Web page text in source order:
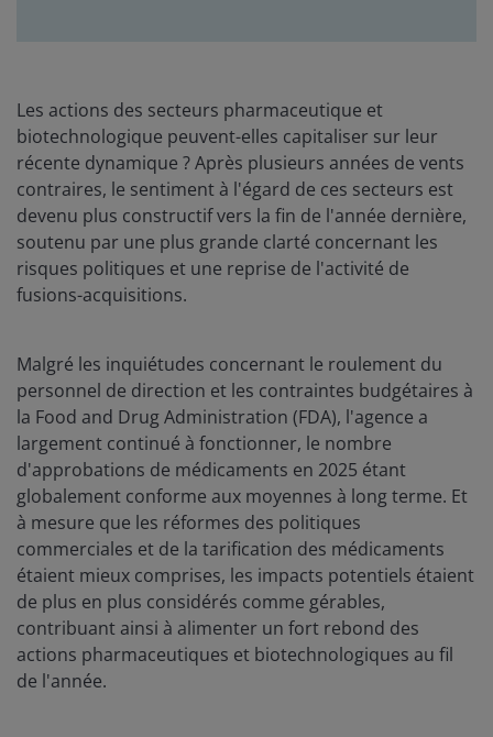
Les actions des secteurs pharmaceutique et
biotechnologique peuvent-elles capitaliser sur leur
récente dynamique ? Après plusieurs années de vents
contraires, le sentiment à l'égard de ces secteurs est
devenu plus constructif vers la fin de l'année dernière,
soutenu par une plus grande clarté concernant les
risques politiques et une reprise de l'activité de
fusions-acquisitions.
Malgré les inquiétudes concernant le roulement du
personnel de direction et les contraintes budgétaires à
la Food and Drug Administration (FDA), l'agence a
largement continué à fonctionner, le nombre
d'approbations de médicaments en 2025 étant
globalement conforme aux moyennes à long terme. Et
à mesure que les réformes des politiques
commerciales et de la tarification des médicaments
étaient mieux comprises, les impacts potentiels étaient
de plus en plus considérés comme gérables,
contribuant ainsi à alimenter un fort rebond des
actions pharmaceutiques et biotechnologiques au fil
de l'année.